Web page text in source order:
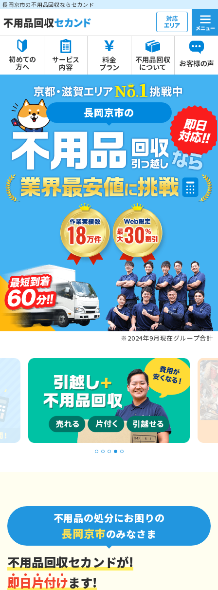
長岡京市の不用品回収ならセカンド
長岡京市の
※2024年9月現在グループ合計
不用品の処分にお困りの
長岡京市のみなさま
不用品回収セカンドが!
即日片付けます!